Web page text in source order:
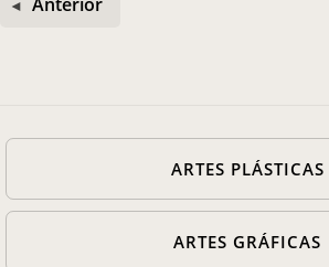
Anterior
ARTES PLÁSTICAS
ARTES GRÁFICAS